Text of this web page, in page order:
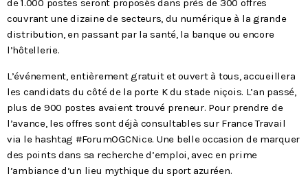
de 1.000 postes seront proposés dans près de 300 offres
couvrant une dizaine de secteurs, du numérique à la grande
distribution, en passant par la santé, la banque ou encore
l’hôtellerie.
L’événement, entièrement gratuit et ouvert à tous, accueillera
les candidats du côté de la porte K du stade niçois. L’an passé,
plus de 900 postes avaient trouvé preneur. Pour prendre de
l’avance, les offres sont déjà consultables sur France Travail
via le hashtag #ForumOGCNice. Une belle occasion de marquer
des points dans sa recherche d’emploi, avec en prime
l’ambiance d’un lieu mythique du sport azuréen.